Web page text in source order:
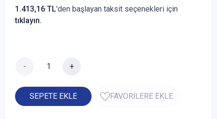
1.413,16 TL'den başlayan taksit seçenekleri için
tıklayın.
- +
SEPETE EKLE FAVORİLERE EKLE